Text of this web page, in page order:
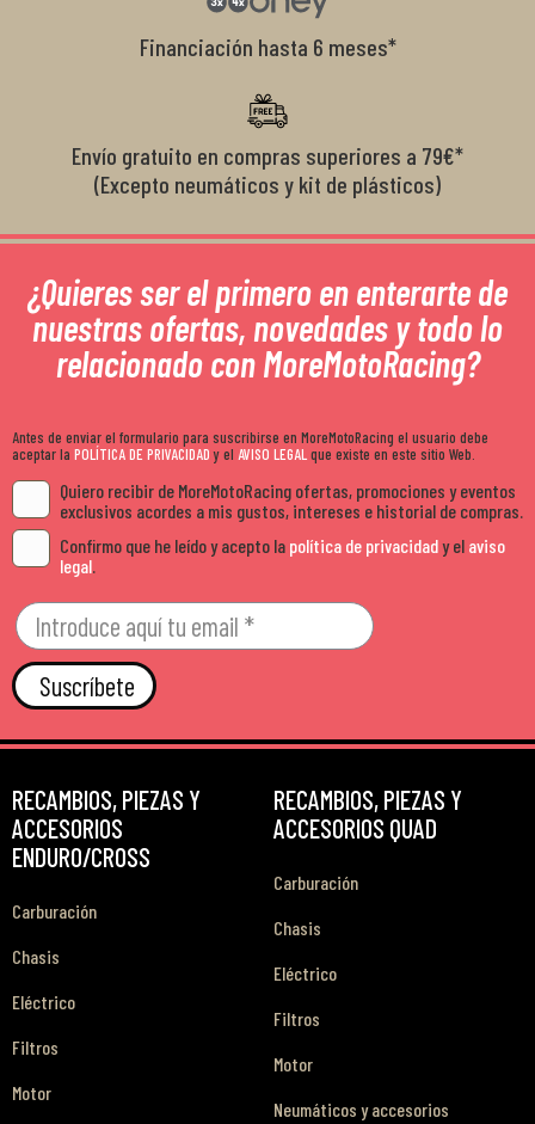
Financiación hasta 6 meses*
Envío gratuito en compras superiores a 79€*
(Excepto neumáticos y kit de plásticos)
¿Quieres ser el primero en enterarte de
nuestras ofertas, novedades y todo lo
relacionado con MoreMotoRacing?
Antes de enviar el formulario para suscribirse en MoreMotoRacing el usuario debe
aceptar la POLÍTICA DE PRIVACIDADy el AVISO LEGALque existe en este sitio Web.
Quiero recibir de MoreMotoRacing ofertas, promociones y eventos
exclusivos acordes a mis gustos, intereses e historial de compras.
Confirmo que he leído y acepto la política de privacidady el aviso
legal
Suscríbete
RECAMBIOS, PIEZAS Y
ACCESORIOS
ENDURO/CROSS
Carburación
Chasis
Eléctrico
Filtros
Motor
RECAMBIOS, PIEZAS Y
ACCESORIOS QUAD
Carburación
Chasis
Eléctrico
Filtros
Motor
Neumáticos y accesorios